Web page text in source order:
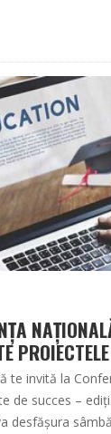
te invită la
de succes –
desfășura